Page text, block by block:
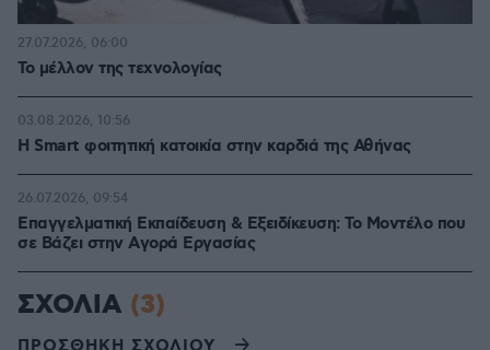
Το μέλλον της τεχνολογίας
27.07.2026, 06:00
Η Smart φοιτητική κατοικία στην καρδιά της Αθήνας
03.08.2026, 10:56
Επαγγελματική Εκπαίδευση & Εξειδίκευση: Το Mοντέλο που
σε Bάζει στην Aγορά Eργασίας
26.07.2026, 09:54
ΣΧΟΛΙΑ (3)